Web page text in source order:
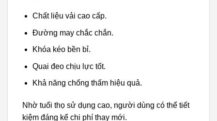
Chất liệu vải cao cấp.
Đường may chắc chắn.
Khóa kéo bền bỉ.
Quai đeo chịu lực tốt.
Khả năng chống thấm hiệu quả.
Nhờ tuổi thọ sử dụng cao, người dùng có thể tiết
kiệm đáng kể chi phí thay mới.